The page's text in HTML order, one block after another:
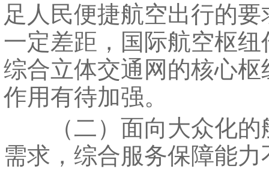
足人民便捷航空出行的要
一定差距，国际航空枢纽
综合立体交通网的核心枢
作用有待加强。
（二）面向大众化的
需求，综合服务保障能力